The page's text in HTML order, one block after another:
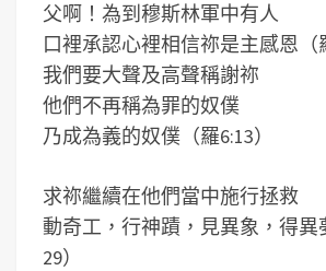
父啊！為到穆斯林軍中有人
口裡承認心裡相信祢是主感恩（
我們要大聲及高聲稱謝祢
他們不再稱為罪的奴僕
乃成為義的奴僕（羅6:13）
求祢繼續在他們當中施行拯救
動奇工，行神蹟，見異象，得異
29）